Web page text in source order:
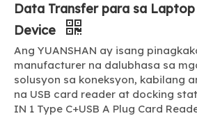
Data Transfer para sa
Device
Ang YUANSHAN ay isang
manufacturer na dalubhasa sa
solusyon sa koneksyon, kabilang
na USB card reader at docking
IN 1 Type C+USB A Plug Card